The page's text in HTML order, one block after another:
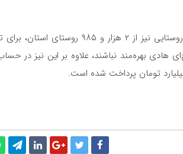
سهرابی با اشاره به اجرای طرح هادی در روستاها گفت: در عمران روستایی نیز از ۲ هزار و ۹۸۵